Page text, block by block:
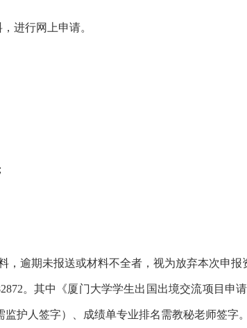
进行网上申请。
；
， 逾期未报送或材料不全者，视为放弃本次申报
2872。 其中 《厦门大学学生出国出境交流项目申请
监护人签字）、 成绩单专业排名需教秘老师签字。